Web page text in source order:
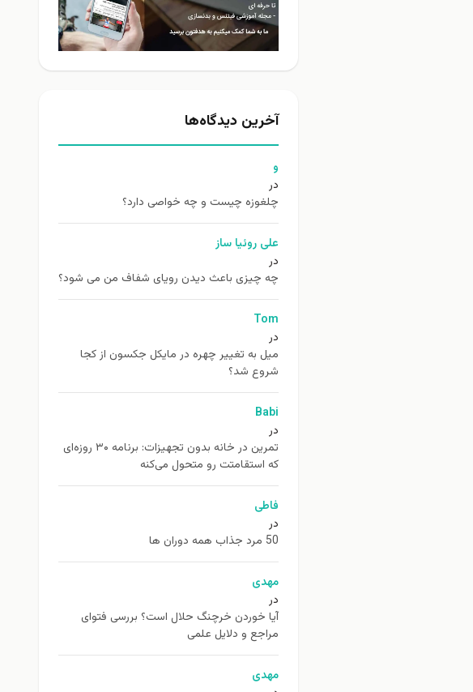
آخرین دیدگاه‌ها
و
در
چلغوزه چیست و چه خواصی دارد؟
علی روئیا ساز
در
چه چیزی باعث دیدن رویای شفاف من می شود؟
Tom
در
ميل به تغيير چهره در مایکل جکسون از كجا
شروع شد؟
Babi
در
تمرین در خانه بدون تجهیزات: برنامه ۳۰ روزه‌ای
که استقامتت رو متحول می‌کنه
فاطی
در
50 مرد جذاب همه دوران ها
مهدی
در
آیا خوردن خرچنگ حلال است؟ بررسی فتوای
مراجع و دلایل علمی
مهدی